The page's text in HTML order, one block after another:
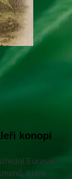
konopí
Eurasie –
které